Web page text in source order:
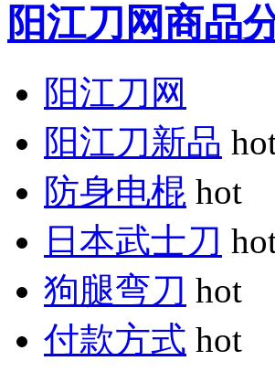
阳江刀网商品
阳江刀网
阳江刀新品
防身电棍 hot
日本武士刀
狗腿弯刀 hot
付款方式 hot